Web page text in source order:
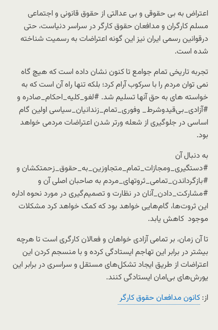
اعتراض به بی حقوقی و بی عدالتی از حقوق قانونی و اجتماعی
مسلم کارگران و مدافعان حقوق کارگر در سراسر دنیاست، حتی
درقوانین رسمی ایران نیز این گونه اعتراضات به رسمیت شناخته
شده است.
تجربه تاریخی تمام جوامع تا کنون نشان داده است که هیچ گاه
نمی توان مردم را با سرکوب آرام کرد؛ بلکه تنها راه آن است که به
خواسته های به حق آنها تسلیم شد. #لغو_کلیه_احکام_صادره و
#آزادی_بی‌قیدوشرط_ وفوری_تمام_زندانیان_سیاسی اولین گام
اساسی در جلوگیری از شعله ورتر شدن اعتراضات مردمی خواهد
بود.
به دنبال آن
#دستگیری_ومجازات_تمام_متجاوزین_به_حقوق_زحمتکشان و
#بازگرداندن_تمامی_ثروتهای_مردم به صاحبان اصلی آن و
#مشارکت_دادن_آنان در نظارت و تصمیم‌گیری در مورد نحوه اداره
این ثروت‌ها، گام‌هایی خواهد بود که کمک خواهد کرد مشکلات
موجود کاهش یابد.
تا آن زمان، بر تمامی آزادی خواهان و فعالان کارگری است تا هرچه
بیشتر در برابر این تهاجم ایستادگی کرده و با منسجم کردن این
اعتراضات از طریق ایجاد تشکل‌های مستقل و سراسری در برابر این
یورش‌های بی‌امان ایستادگی کنند.
از: کانون مدافعان حقوق کارگر